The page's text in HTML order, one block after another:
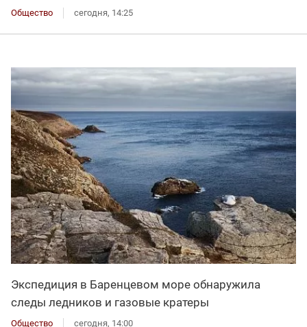
Общество сегодня, 14:25
Экспедиция в Баренцевом море обнаружила
следы ледников и газовые кратеры
Общество сегодня, 14:00